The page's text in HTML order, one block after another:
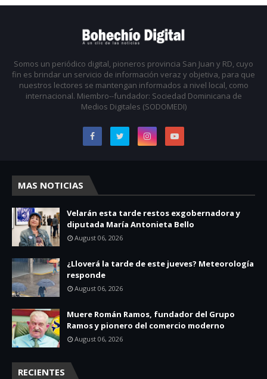
Somos un periódico digital, pioneros provincia San Juan y RD, cuyo
fin es brindar un servicio de información veraz y objetiva, para que
nuestros lectores se mantengan informados a nivel local, como
internacional. Miembro--fundador: Sociedad Dominicana de
Medios Digitales (SODOMEDI)
MAS NOTICIAS
Velarán esta tarde restos exgobernadora y
diputada María Antonieta Bello
August 06, 2026
¿Lloverá la tarde de este jueves? Meteorología
responde
August 06, 2026
Muere Román Ramos, fundador del Grupo
Ramos y pionero del comercio moderno
August 06, 2026
RECIENTES